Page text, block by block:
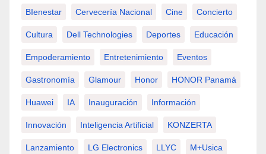
BIenestar Cervecería Nacional Cine Concierto
Cultura Dell Technologies Deportes Educación
Empoderamiento Entretenimiento Eventos
Gastronomía Glamour Honor HONOR Panamá
Huawei IA Inauguración Información
Innovación Inteligencia Artificial KONZERTA
Lanzamiento LG Electronics LLYC M+usica